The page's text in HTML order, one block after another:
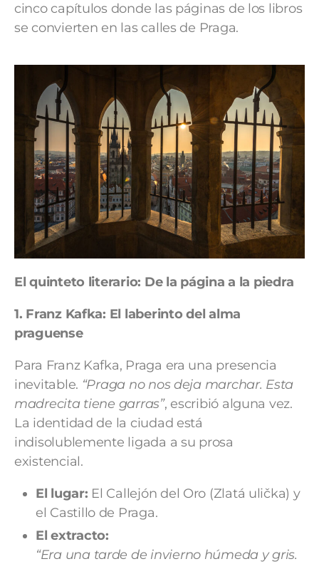
cinco capítulos donde las páginas de los libros
se convierten en las calles de Praga.
El quinteto literario: De la página a la piedra
1. Franz Kafka: El laberinto del alma
praguense
Para Franz Kafka, Praga era una presencia
inevitable. “Praga no nos deja marchar. Esta
madrecita tiene garras”, escribió alguna vez.
La identidad de la ciudad está
indisolublemente ligada a su prosa
existencial.
El lugar: El Callejón del Oro (Zlatá ulička) y
el Castillo de Praga.
El extracto:
“Era una tarde de invierno húmeda y gris.